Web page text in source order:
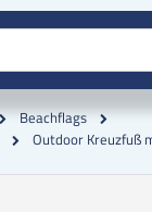
Beachflags
Outdoor Kreuzfuß